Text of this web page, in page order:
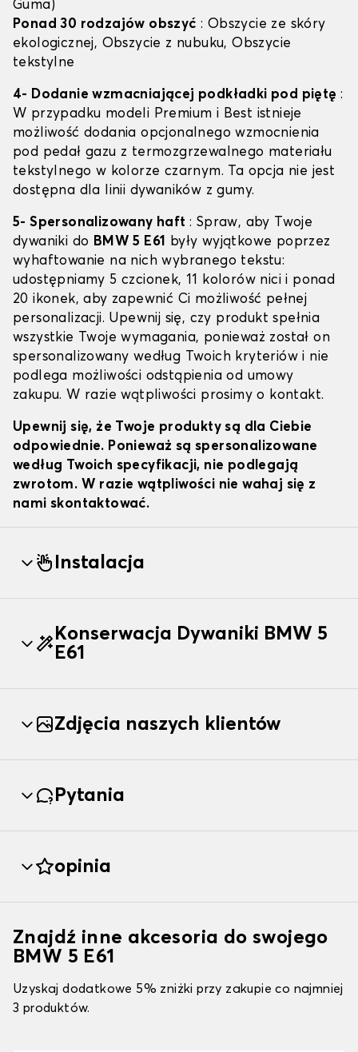
Guma)
Ponad 30 rodzajów obszyć : Obszycie ze skóry
ekologicznej, Obszycie z nubuku, Obszycie
tekstylne
4- Dodanie wzmacniającej podkładki pod piętę :
W przypadku modeli Premium i Best istnieje
możliwość dodania opcjonalnego wzmocnienia
pod pedał gazu z termozgrzewalnego materiału
tekstylnego w kolorze czarnym. Ta opcja nie jest
dostępna dla linii dywaników z gumy.
5- Spersonalizowany haft : Spraw, aby Twoje
dywaniki do BMW 5 E61 były wyjątkowe poprzez
wyhaftowanie na nich wybranego tekstu:
udostępniamy 5 czcionek, 11 kolorów nici i ponad
20 ikonek, aby zapewnić Ci możliwość pełnej
personalizacji. Upewnij się, czy produkt spełnia
wszystkie Twoje wymagania, ponieważ został on
spersonalizowany według Twoich kryteriów i nie
podlega możliwości odstąpienia od umowy
zakupu. W razie wątpliwości prosimy o kontakt.
Upewnij się, że Twoje produkty są dla Ciebie
odpowiednie. Ponieważ są spersonalizowane
według Twoich specyfikacji, nie podlegają
zwrotom. W razie wątpliwości nie wahaj się z
nami skontaktować.
Instalacja
Konserwacja Dywaniki BMW 5
E61
Zdjęcia naszych klientów
Pytania
opinia
Znajdź inne akcesoria do swojego
BMW 5 E61
Uzyskaj dodatkowe 5% zniżki przy zakupie co najmniej
3 produktów.